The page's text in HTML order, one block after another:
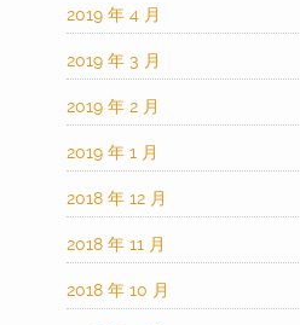
2019 年 4 月
2019 年 3 月
2019 年 2 月
2019 年 1 月
2018 年 12 月
2018 年 11 月
2018 年 10 月